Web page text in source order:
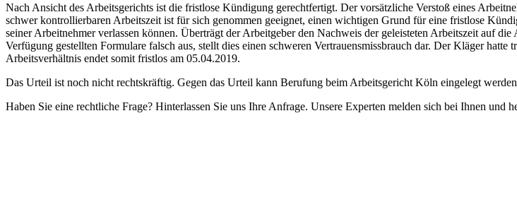
Nach Ansicht des Arbeitsgerichts ist die fristlose Kündigung gerechtfertigt. Der vorsätzliche Verstoß eines
schwer kontrollierbaren Arbeitszeit ist für sich genommen geeignet, einen wichtigen Grund für eine fristlose
seiner Arbeitnehmer verlassen können. Überträgt der Arbeitgeber den Nachweis der geleisteten Arbeitszeit auf
Verfügung gestellten Formulare falsch aus, stellt dies einen schweren Vertrauensmissbrauch dar. Der Kläger
Arbeitsverhältnis endet somit fristlos am 05.04.2019.
Das Urteil ist noch nicht rechtskräftig. Gegen das Urteil kann Berufung beim Arbeitsgericht Köln eingelegt
Haben Sie eine rechtliche Frage? Hinterlassen Sie uns Ihre Anfrage. Unsere Experten melden sich bei Ihnen und